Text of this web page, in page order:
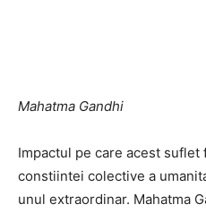
Mahatma Gandhi
Impactul pe care acest
constiintei colective a
unul extraordinar. Mahatma